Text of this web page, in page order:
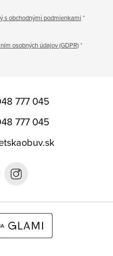
s obchodnými podmienkami
osobných údajov (GDPR)
777 045
777 045